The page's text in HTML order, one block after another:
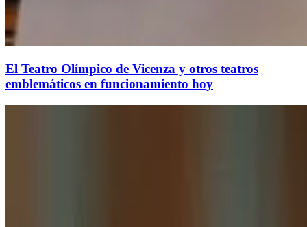
El Teatro Olímpico de Vicenza y otros teatros
emblemáticos en funcionamiento hoy